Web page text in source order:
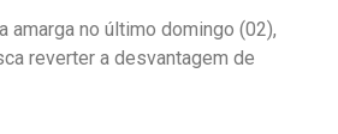
amarga no último domingo (02),
reverter a desvantagem de